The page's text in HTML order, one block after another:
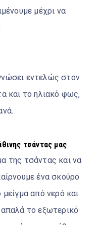
μέχρι να
εντελώς στον
και το ηλιακό φως,
τσάντας μας
της τσάντας και να
ένα σκούρο
από νερό και
το εξωτερικό